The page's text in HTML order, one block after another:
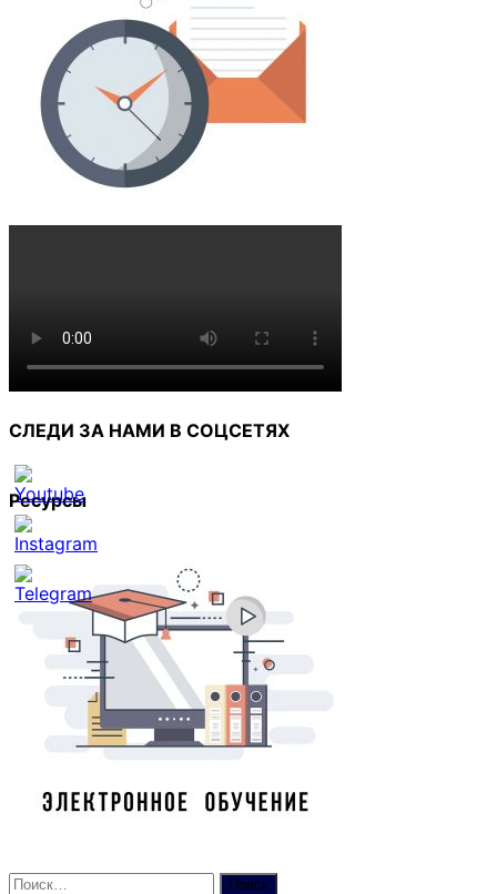
СЛЕДИ ЗА НАМИ В СОЦСЕТЯХ
Set
Youtube
Channel
Ресурсы
Найти: